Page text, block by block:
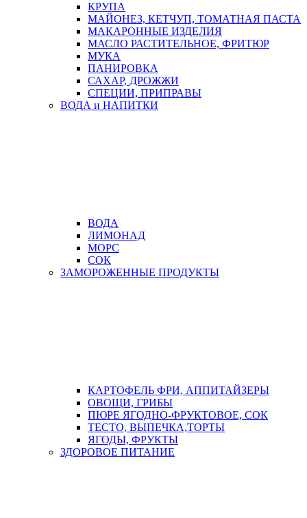
КРУПА
МАЙОНЕЗ, КЕТЧУП, ТОМАТНАЯ ПАСТА
МАКАРОННЫЕ ИЗДЕЛИЯ
МАСЛО РАСТИТЕЛЬНОЕ, ФРИТЮР
МУКА
ПАНИРОВКА
САХАР, ДРОЖЖИ
СПЕЦИИ, ПРИПРАВЫ
ВОДА и НАПИТКИ
ВОДА
ЛИМОНАД
МОРС
СОК
ЗАМОРОЖЕННЫЕ ПРОДУКТЫ
КАРТОФЕЛЬ ФРИ, АППИТАЙЗЕРЫ
ОВОЩИ, ГРИБЫ
ПЮРЕ ЯГОДНО-ФРУКТОВОЕ, СОК
ТЕСТО, ВЫПЕЧКА,ТОРТЫ
ЯГОДЫ, ФРУКТЫ
ЗДОРОВОЕ ПИТАНИЕ